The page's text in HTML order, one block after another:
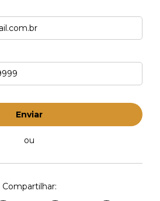
Enviar
ou
Compartilhar: